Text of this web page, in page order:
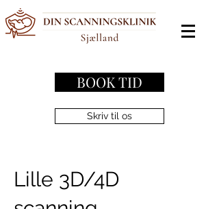
BOOK TID
Skriv til os
Lille 3D/4D